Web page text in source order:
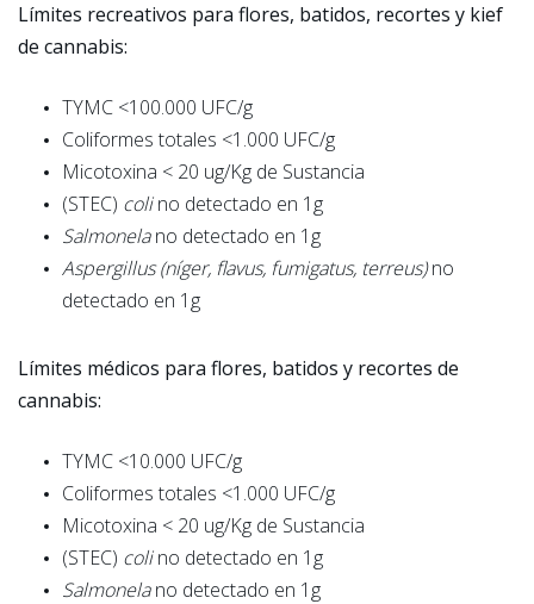
Límites recreativos para flores, batidos, recortes y kief
de cannabis:
TYMC <100.000 UFC/g
Coliformes totales <1.000 UFC/g
Micotoxina < 20 ug/Kg de Sustancia
(STEC) colino detectado en 1g
Salmonelano detectado en 1g
Aspergillus (níger, flavus, fumigatus, terreus)no
detectado en 1g
Límites médicos para flores, batidos y recortes de
cannabis:
TYMC <10.000 UFC/g
Coliformes totales <1.000 UFC/g
Micotoxina < 20 ug/Kg de Sustancia
(STEC) colino detectado en 1g
Salmonelano detectado en 1g